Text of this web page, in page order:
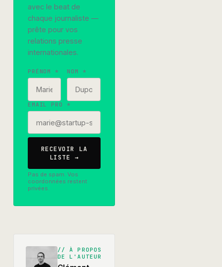
avec le beat de
chaque journaliste —
prête pour vos
relations presse
internationales.
PRÉNOM * NOM *
EMAIL PRO *
RECEVOIR LA
LISTE →
Pas de spam. Vos
coordonnées restent
privées.
//À PROPOS
DE L'AUTEUR